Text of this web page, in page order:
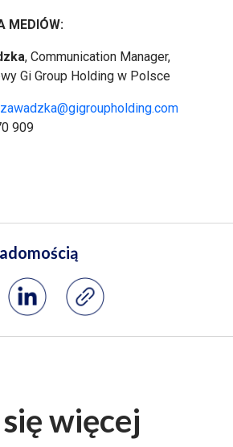
MEDIÓW:
, Communication Manager,
Gi Group Holding w Polsce
909
więcej